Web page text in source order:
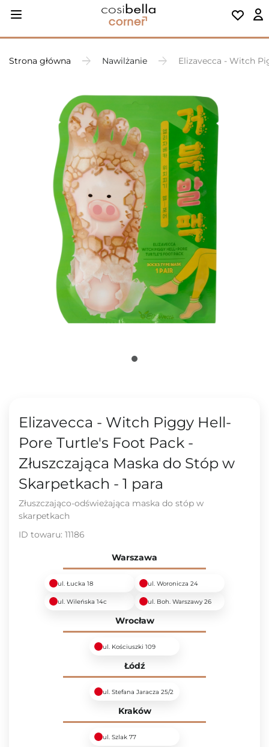
Strona główna Nawilżanie Elizavecca - Witch
Elizavecca - Witch Piggy Hell-
Pore Turtle's Foot Pack -
Złuszczająca Maska do Stóp w
Skarpetkach - 1 para
Złuszczająco-odświeżająca maska do stóp w
skarpetkach
ID towaru: 11186
Warszawa
ul. Łucka 18 ul. Woronicza 24
ul. Wileńska 14c ul. Boh. Warszawy 26
Wrocław
ul. Kościuszki 109
Łódź
ul. Stefana Jaracza 25/2
Kraków
ul. Szlak 77